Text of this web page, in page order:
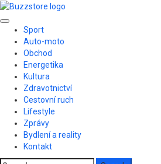
Skip
content
Primary
Menu
Sport
Auto-moto
Obchod
Energetika
Kultura
Zdravotnictví
Cestovní ruch
Lifestyle
Zprávy
Bydlení a reality
Kontakt